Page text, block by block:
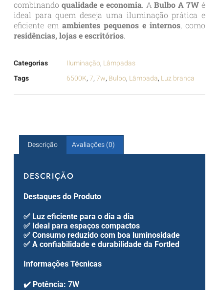
combinando qualidade e economia. ABulbo A 7W é
ideal para quem deseja uma iluminação prática e
eficiente em ambientes pequenos e internos, como
residências, lojas e escritórios.
Categorias Iluminação, Lâmpadas
Tags
6500K,7,7w, Bulbo, Lâmpada, Luz branca
Descrição Avaliações (0)
DESCRIÇÃO
Destaques do Produto
✅ Luz eficiente para o dia a dia
✅ Ideal para espaços compactos
✅ Consumo reduzido com boa luminosidade
✅ A confiabilidade e durabilidade da Fortled
Informações Técnicas
✔️ Potência: 7W